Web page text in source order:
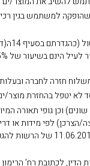
חזרה לחברה
וכן גופי תאורה
לפי מידות
אינה ניתנת לביטול ו/או